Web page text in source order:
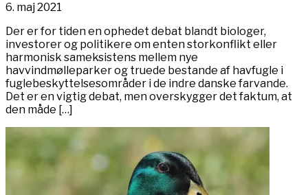
6. maj 2021
Der er for tiden en ophedet debat blandt biologer,
investorer og politikere om enten storkonflikt el­ler
harmonisk sameksistens mellem nye
havvindmølleparker og truede bestande af havfugle i
fuglebeskyttelsesområder i de indre danske farvande.
Det er en vigtig debat, men overskygger det fak­tum, at
den måde […]